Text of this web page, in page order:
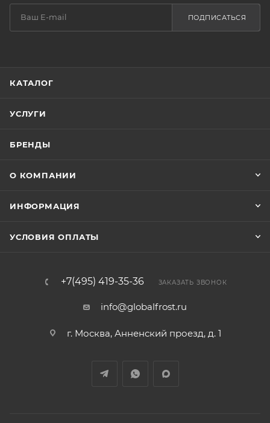
ПОДПИСАТЬСЯ
КАТАЛОГ
УСЛУГИ
БРЕНДЫ
О КОМПАНИИ
ИНФОРМАЦИЯ
УСЛОВИЯ ОПЛАТЫ
+7(495) 419-35-36 ЗАКАЗАТЬ ЗВОНОК
info@globalfrost.ru
г. Москва, Анненский проезд, д. 1